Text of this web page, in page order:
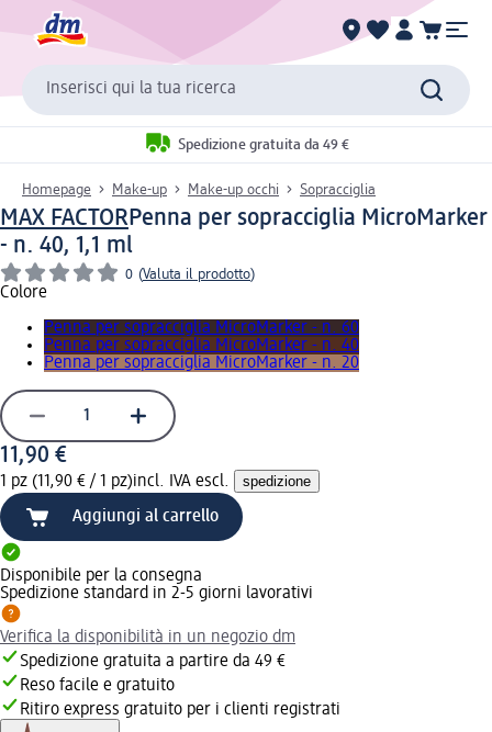
Inserisci qui la tua ricerca
Spedizione gratuita da 49 €
Homepage Make-up Make-up occhi Sopracciglia
MAX FACTORPenna per sopracciglia MicroMarker
- n. 40, 1,1 ml
0 (Valuta il prodotto)
Colore
Penna per sopracciglia MicroMarker - n. 60
Penna per sopracciglia MicroMarker - n. 40
Penna per sopracciglia MicroMarker - n. 20
11,90 €
1 pz (11,90 € / 1 pz)incl. IVA escl. spedizione
Aggiungi al carrello
Disponibile per la consegna
Spedizione standard in 2-5 giorni lavorativi
Verifica la disponibilità in un negozio dm
Spedizione gratuita a partire da 49 €
Reso facile e gratuito
Ritiro express gratuito per i clienti registrati